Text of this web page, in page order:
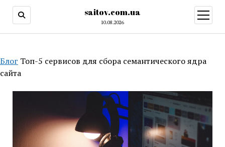
saitov.com.ua
10.08.2026
меню
Блог Топ-5 сервисов для сбора семантического ядра
сайта